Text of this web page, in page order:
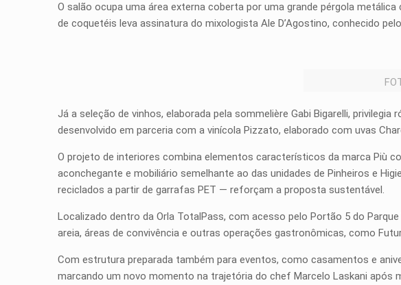
O salão ocupa uma área externa coberta por uma grande pérgola
de coquetéis leva assinatura do mixologista Ale D’Agostino, conhecido
Já a seleção de vinhos, elaborada pela sommelière Gabi Bigarelli,
desenvolvido em parceria com a vinícola Pizzato, elaborado com uvas
O projeto de interiores combina elementos característicos da marca Più
aconchegante e mobiliário semelhante ao das unidades de Pinheiros e
reciclados a partir de garrafas PET — reforçam a proposta sustentável.
Localizado dentro da Orla TotalPass, com acesso pelo Portão 5 do
areia, áreas de convivência e outras operações gastronômicas, como
Com estrutura preparada também para eventos, como casamentos e
marcando um novo momento na trajetória do chef Marcelo Laskani após